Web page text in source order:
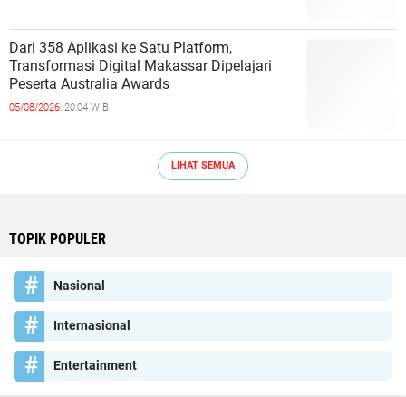
Dari 358 Aplikasi ke Satu Platform,
Transformasi Digital Makassar Dipelajari
Peserta Australia Awards
05/08/2026, 20:04 WIB
LIHAT SEMUA
TOPIK POPULER
Nasional
Internasional
Entertainment